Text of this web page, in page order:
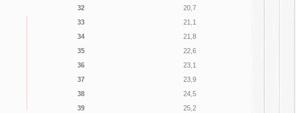
32
20,7
33
21,1
34
21,8
35
22,6
36
23,1
37
23,9
38
24,5
39
25,2